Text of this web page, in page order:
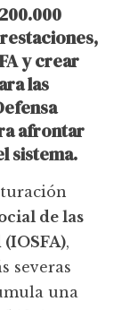
y crear
las
afrontar
sistema.
de las
,
severas
una